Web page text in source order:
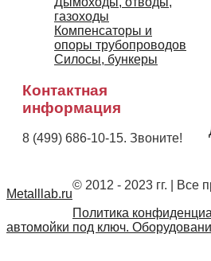
газоходы
Компенсаторы и
опоры трубопроводов
Силосы, бункеры
Контактная
информация
8 (499) 686-10-15. Звоните!
Metalllab.ru
© 2012 - 2023 гг. | Все
Политика
автомойки под ключ.